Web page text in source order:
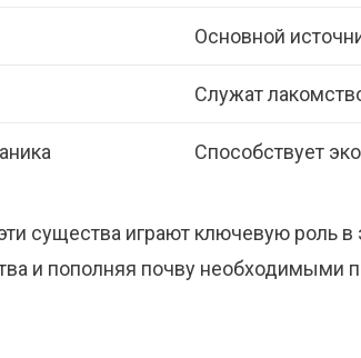
Основной
Служат
Способствует
существа играют ключевую роль в
и пополняя почву необходимыми